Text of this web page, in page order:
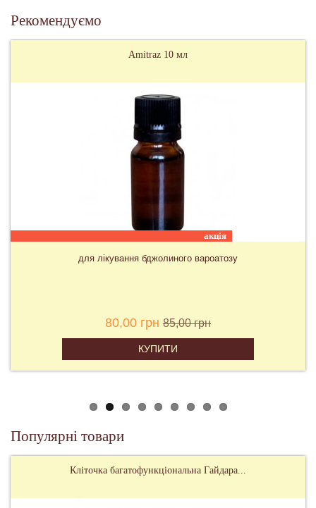
Рекомендуємо
Amitraz 10 мл
акція
для лікування бджолиного вароатозу
80,00 грн 85,00 грн
КУПИТИ
Популярні товари
Кліточка багатофункціональна Гайдара...